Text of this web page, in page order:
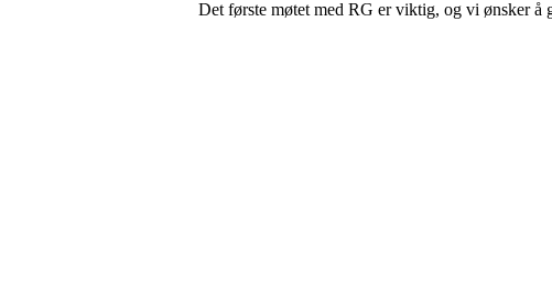
Det første møtet med RG er viktig, og vi ønsker å